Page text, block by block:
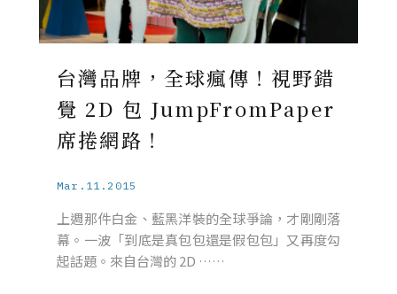
台灣品牌，全球瘋傳！視野錯
覺 2D 包 JumpFromPaper
席捲網路！
Mar.11.2015
上週那件白金、藍黑洋裝的全球爭論，才剛剛落
幕。一波「到底是真包包還是假包包」又再度勾
起話題。來自台灣的 2D ……